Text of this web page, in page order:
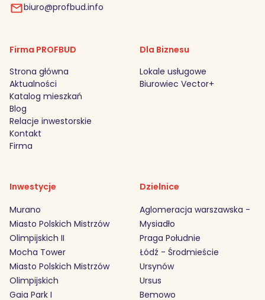
biuro@profbud.info
Firma PROFBUD
Strona główna
Aktualności
Katalog mieszkań
Blog
Relacje inwestorskie
Kontakt
Firma
Dla Biznesu
Lokale usługowe
Biurowiec Vector+
Inwestycje
Murano
Miasto Polskich Mistrzów
Olimpijskich II
Mocha Tower
Miasto Polskich Mistrzów
Olimpijskich
Gaia Park I
Dzielnice
Aglomeracja warszawska -
Mysiadło
Praga Południe
Łódź - Środmieście
Ursynów
Ursus
Bemowo